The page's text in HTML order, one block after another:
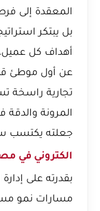
المعقدة إلى
بل يبتكر
أهداف كل
عن أول موطئ
تجارية راسخة
المرونة
جعلته يكتسب
الكتروني في
بقدرته على
مسارات نمو